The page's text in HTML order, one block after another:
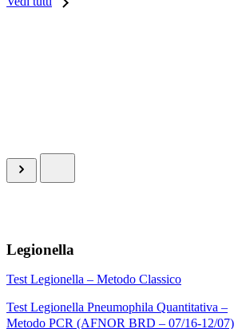
Legionella
Test Legionella – Metodo Classico
Test Legionella Pneumophila Quantitativa –
Metodo PCR (AFNOR BRD – 07/16-12/07)